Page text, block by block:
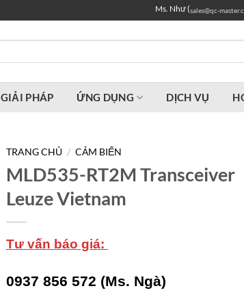
Ms. Như (sales@qc-
GIẢI PHÁP ỨNG DỤNG DỊCH VỤ
TRANG CHỦ / CẢM BIẾN
MLD535-RT2M Transceiver
Leuze Vietnam
Tư vấn báo giá:
0937 856 572 (Ms. Ngà)